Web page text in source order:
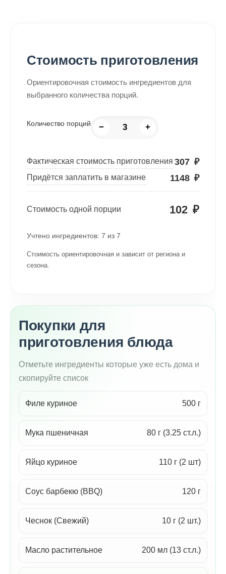
Стоимость приготовления
Ориентировочная стоимость ингредиентов для
выбранного количества порций.
Количество порций − +
Фактическая стоимость приготовления 307 ₽
Придётся заплатить в магазине 1148 ₽
Стоимость одной порции 102 ₽
Учтено ингредиентов: 7 из 7
Стоимость ориентировочная и зависит от региона и
сезона.
Покупки для
приготовления блюда
Отметьте ингредиенты которые уже есть дома и
скопируйте список
Филе куриное 500 г
Мука пшеничная 80 г (3.25 ст.л.)
Яйцо куриное 110 г (2 шт)
Соус барбекю (BBQ) 120 г
Чеснок (Свежий) 10 г (2 шт.)
Масло растительное 200 мл (13 ст.л.)